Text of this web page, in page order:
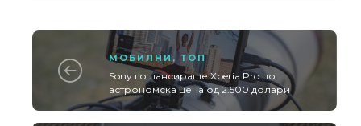
МОБИЛНИ, ТОП
Sony го лансираше Xperia Pro по
астрономска цена од 2.500 долари